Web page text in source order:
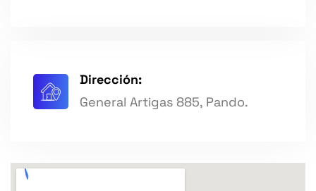
Dirección:
General Artigas 885, Pando.